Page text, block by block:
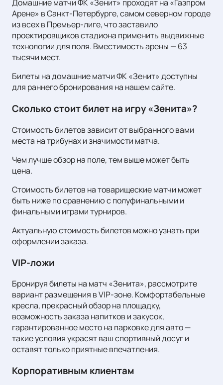
Домашние матчи ФК «Зенит» проходят на «Газпром
Арене» в Санкт-Петербурге, самом северном городе
из всех в Премьер-лиге, что заставило
проектировщиков стадиона применить выдвижные
технологии для поля. Вместимость арены — 63
тысячи мест.
Билеты на домашние матчи ФК «Зенит» доступны
для раннего бронирования на нашем сайте.
Сколько стоит билет на игру «Зенита»?
Стоимость билетов зависит от выбранного вами
места на трибунах и значимости матча.
Чем лучше обзор на поле, тем выше может быть
цена.
Стоимость билетов на товарищеские матчи может
быть ниже по сравнению с полуфинальными и
финальными играми турниров.
Актуальную стоимость билетов можно узнать при
оформлении заказа.
VIP-ложи
Бронируя билеты на матч «Зенита», рассмотрите
вариант размещения в VIP-зоне. Комфортабельные
кресла, прекрасный обзор на площадку,
возможность заказа напитков и закусок,
гарантированное место на парковке для авто —
такие условия украсят ваш спортивный досуг и
оставят только приятные впечатления.
Корпоративным клиентам